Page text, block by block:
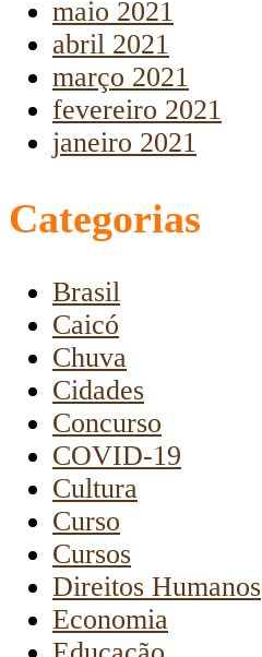
maio 2021
abril 2021
março 2021
fevereiro 2021
janeiro 2021
Categorias
Brasil
Caicó
Chuva
Cidades
Concurso
COVID-19
Cultura
Curso
Cursos
Direitos Humanos
Economia